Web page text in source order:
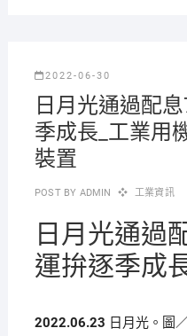
2022-06-30
日月光通過配
季成長_工業用
裝置
POST BY ADMIN 工業資訊
日月光通過
運拚逐季成
2022.06.23 日月光。圖